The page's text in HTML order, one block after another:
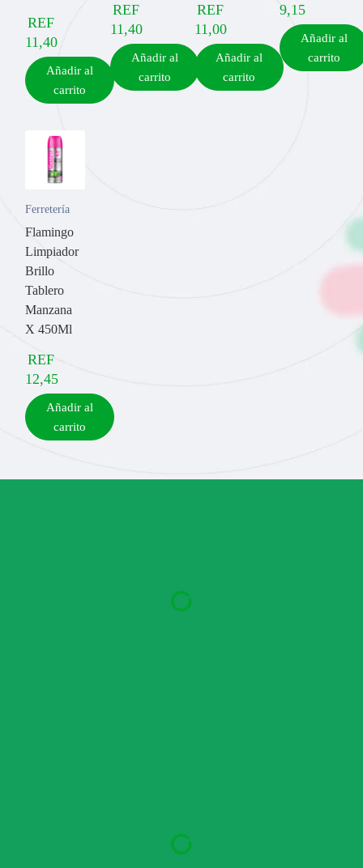
REF
11,40
Añadir al
carrito
REF
11,40
Añadir al
carrito
REF
11,00
Añadir al
carrito
9,15
Añadir al
carrito
Ferretería
Flamingo
Limpiador
Brillo
Tablero
Manzana
X 450Ml
REF
12,45
Añadir al
carrito